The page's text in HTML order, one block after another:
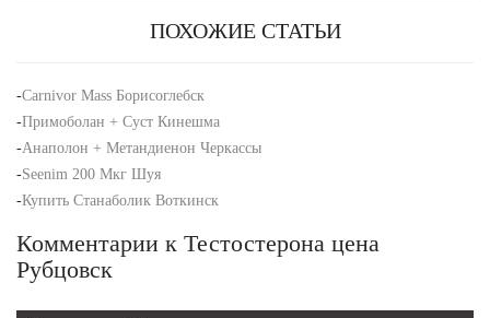
ПОХОЖИЕ СТАТЬИ
-Carnivor Mass Борисоглебск
-Примоболан + Суст Кинешма
-Анаполон + Метандиенон Черкассы
-Seenim 200 Мкг Шуя
-Купить Станаболик Воткинск
Комментарии к Тестостерона цена
Рубцовск